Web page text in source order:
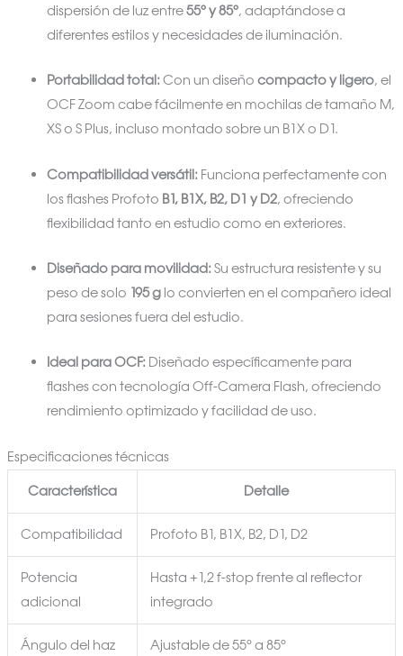
dispersión de luz entre55° y 85°, adaptándose a
diferentes estilos y necesidades de iluminación.
Portabilidad total: Con un diseño compacto y ligero, el
OCF Zoom cabe fácilmente en mochilas de tamaño M,
XS o S Plus, incluso montado sobre un B1X o D1.
Compatibilidad versátil: Funciona perfectamente con
los flashes Profoto B1, B1X, B2, D1 y D2, ofreciendo
flexibilidad tanto en estudio como en exteriores.
Diseñado para movilidad: Su estructura resistente y su
peso de solo 195 glo convierten en el compañero ideal
para sesiones fuera del estudio.
Ideal para OCF: Diseñado específicamente para
flashes con tecnología Off-Camera Flash, ofreciendo
rendimiento optimizado y facilidad de uso.
Especificaciones técnicas
Característica
Detalle
Compatibilidad Profoto B1, B1X, B2, D1, D2
Potencia
adicional
Hasta +1,2 f-stop frente al reflector
integrado
Ángulo del haz Ajustable de 55° a 85°